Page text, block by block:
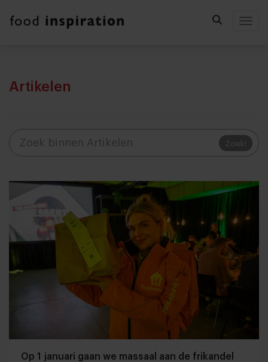
Artikelen
Zoek!
Op 1 januari gaan we massaal aan de frikandel